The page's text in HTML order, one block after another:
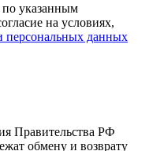
по указанным
на условиях,
персональных данных
Правительства РФ
обмену и возврату